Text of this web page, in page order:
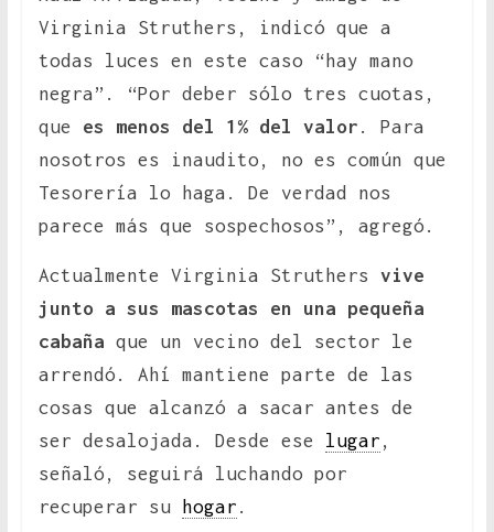
Virginia Struthers, indicó que a
todas luces en este caso “hay mano
negra”. “Por deber sólo tres cuotas,
que es menos del 1% del valor . Para
nosotros es inaudito, no es común que
Tesorería lo haga. De verdad nos
parece más que sospechosos”, agregó.
Actualmente Virginia Struthers vive
junto a sus mascotas en una pequeña
cabaña que un vecino del sector le
arrendó. Ahí mantiene parte de las
cosas que alcanzó a sacar antes de
ser desalojada. Desde ese lugar ,
señaló, seguirá luchando por
recuperar su
hogar .